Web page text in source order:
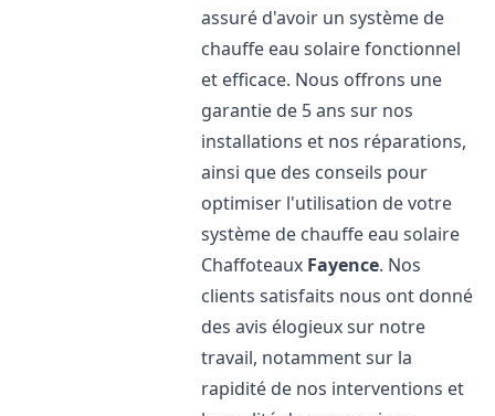
assuré d'avoir un système de
chauffe eau solaire fonctionnel
et efficace. Nous offrons une
garantie de 5 ans sur nos
installations et nos réparations,
ainsi que des conseils pour
optimiser l'utilisation de votre
système de chauffe eau solaire
Chaffoteaux Fayence. Nos
clients satisfaits nous ont donné
des avis élogieux sur notre
travail, notamment sur la
rapidité de nos interventions et